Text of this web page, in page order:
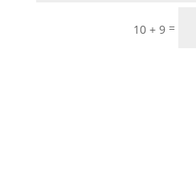
10 + 9 =